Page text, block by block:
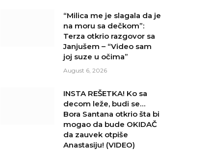
“Milica me je slagala da je
na moru sa dečkom”:
Terza otkrio razgovor sa
Janjušem – “Video sam
joj suze u očima”
August 6, 2026
INSTA REŠETKA! Ko sa
decom leže, budi se…
Bora Santana otkrio šta bi
mogao da bude OKIDAČ
da zauvek otpiše
Anastasiju! (VIDEO)